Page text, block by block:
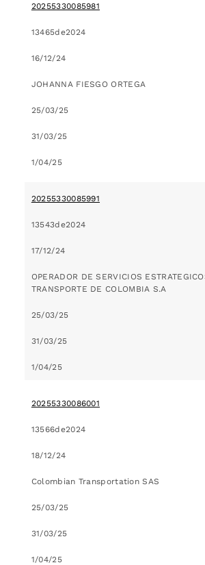
20255330085981
13465de2024
16/12/24
JOHANNA FIESGO ORTEGA
25/03/25
31/03/25
1/04/25
20255330085991
13543de2024
17/12/24
OPERADOR DE SERVICIOS
TRANSPORTE DE COLOMBIA S.A
25/03/25
31/03/25
1/04/25
20255330086001
13566de2024
18/12/24
Colombian Transportation SAS
25/03/25
31/03/25
1/04/25